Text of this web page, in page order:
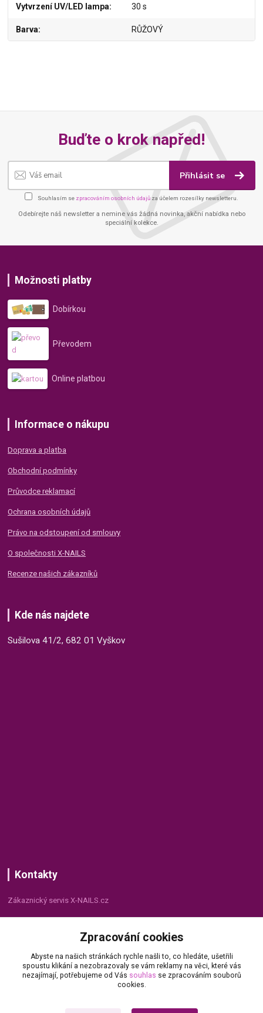
Vytvrzení UV/LED lampa 30 s
Barva RŮŽOVÝ
Buďte o krok napřed!
Přihlásit se
Souhlasím se zpracováním osobních údajů za účelem rozesílky newsletteru.
Odebírejte náš newsletter a nemine vás žádná novinka, akční nabídka nebo
speciální kolekce.
Možnosti platby
Dobírkou
Převodem
Online platbou
Informace o nákupu
Doprava a platba
Obchodní podmínky
Průvodce reklamací
Ochrana osobních údajů
Právo na odstoupení od smlouvy
O společnosti X-NAILS
Recenze našich zákazníků
Kde nás najdete
Sušilova 41/2, 682 01 Vyškov
Kontakty
Zákaznický servis X-NAILS.cz
+420 735 055 075
(Po - Pá, 8 - 16 hod.)
info@x-nails.cz
Zpracování cookies
Abyste na našich stránkách rychle našli to, co hledáte, ušetřili
spoustu klikání a nezobrazovaly se vám reklamy na věci, které vás
nezajímají, potřebujeme od Vás souhlas se zpracováním souborů
cookies.